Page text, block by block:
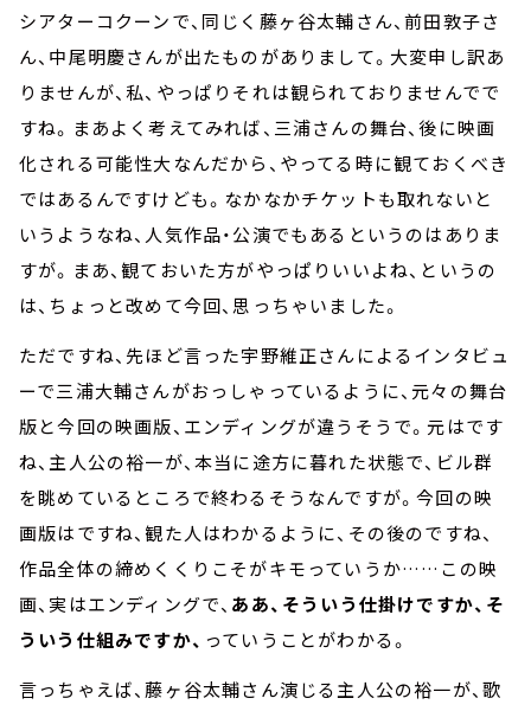
シアターコクーンで、同じく藤ヶ谷太輔さん、前田敦子さ
ん、中尾明慶さんが出たものがありまして。大変申し訳あ
りませんが、私、やっぱりそれは観られておりませんでで
すね。まあよく考えてみれば、三浦さんの舞台、後に映画
化される可能性大なんだから、やってる時に観ておくべき
ではあるんですけども。なかなかチケットも取れないと
いうようなね、人気作品・公演でもあるというのはありま
すが。まあ、観ておいた方がやっぱりいいよね、というの
は、ちょっと改めて今回、思っちゃいました。
ただですね、先ほど言った宇野維正さんによるインタビュ
ーで三浦大輔さんがおっしゃっているように、元々の舞台
版と今回の映画版、エンディングが違うそうで。元はです
ね、主人公の裕一が、本当に途方に暮れた状態で、ビル群
を眺めているところで終わるそうなんですが。今回の映
画版はですね、観た人はわかるように、その後のですね、
作品全体の締めくくりこそがキモっていうか……この映
画、実はエンディングで、 ああ、そういう仕掛けですか、そ
ういう仕組みですか、 っていうことがわかる。
言っちゃえば、藤ヶ谷太輔さん演じる主人公の裕一が、歌